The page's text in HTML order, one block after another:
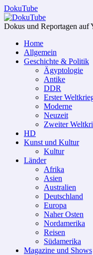
DokuTube
Dokus und Reportagen auf
Home
Allgemein
Geschichte & Politik
Ägyptologie
Antike
DDR
Erster
Moderne
Neuzeit
Zweiter
HD
Kunst und Kultur
Kultur
Länder
Afrika
Asien
Australien
Deutschland
Europa
Naher Osten
Nordamerika
Reisen
Südamerika
Magazine und Shows